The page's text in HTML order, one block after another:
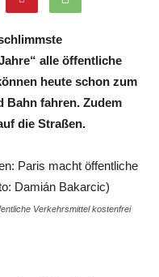
alle öffentliche
heute schon zum
Bahn fahren. Zudem
die Straßen.
Verkehrsmittel kostenfrei